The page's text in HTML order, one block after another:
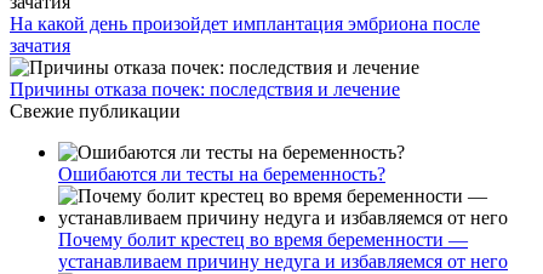
На какой день произойдет имплантация эмбриона после
зачатия
Причины отказа почек: последствия и лечение
Свежие публикации
Ошибаются ли тесты на беременность?
Почему болит крестец во время беременности —
устанавливаем причину недуга и избавляемся от него